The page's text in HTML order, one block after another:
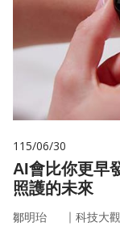
115/06/30
AI會比你更早
照護的未來
鄒明珆 ｜ 科技大